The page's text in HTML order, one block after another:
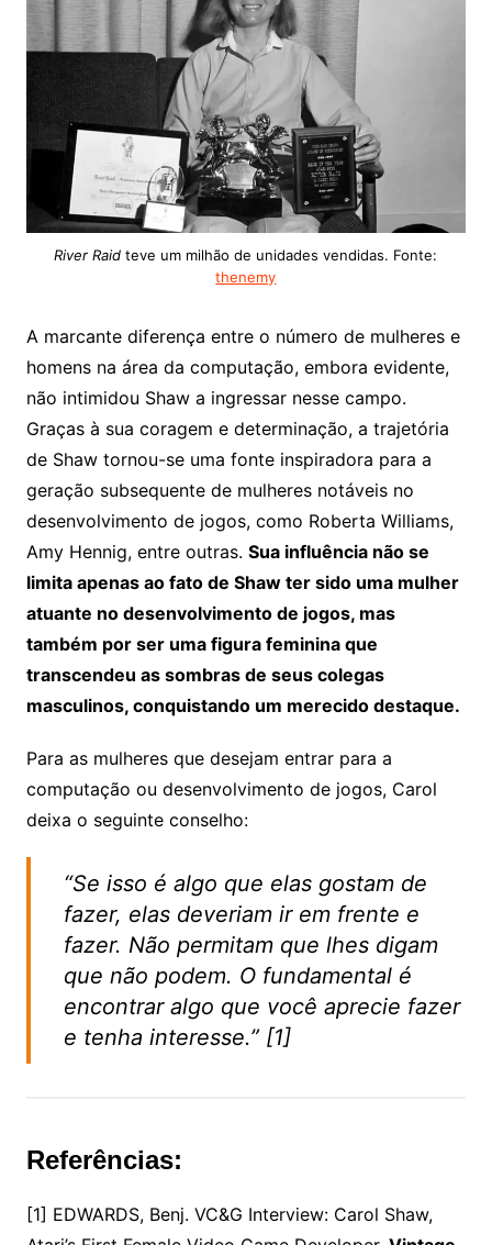
River Raid teve um milhão de unidades vendidas. Fonte:
thenemy
A marcante diferença entre o número de mulheres e
homens na área da computação, embora evidente,
não intimidou Shaw a ingressar nesse campo.
Graças à sua coragem e determinação, a trajetória
de Shaw tornou-se uma fonte inspiradora para a
geração subsequente de mulheres notáveis no
desenvolvimento de jogos, como Roberta Williams,
Amy Hennig, entre outras. Sua influência não se
limita apenas ao fato de Shaw ter sido uma mulher
atuante no desenvolvimento de jogos, mas
também por ser uma figura feminina que
transcendeu as sombras de seus colegas
masculinos, conquistando um merecido destaque.
Para as mulheres que desejam entrar para a
computação ou desenvolvimento de jogos, Carol
deixa o seguinte conselho:
“Se isso é algo que elas gostam de
fazer, elas deveriam ir em frente e
fazer. Não permitam que lhes digam
que não podem. O fundamental é
encontrar algo que você aprecie fazer
e tenha interesse.” [1]
Referências:
[1] EDWARDS, Benj. VC&G Interview: Carol Shaw,